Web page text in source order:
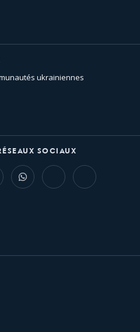
ukrainiennes
SOCIAUX
WhatsappBluesky Threads